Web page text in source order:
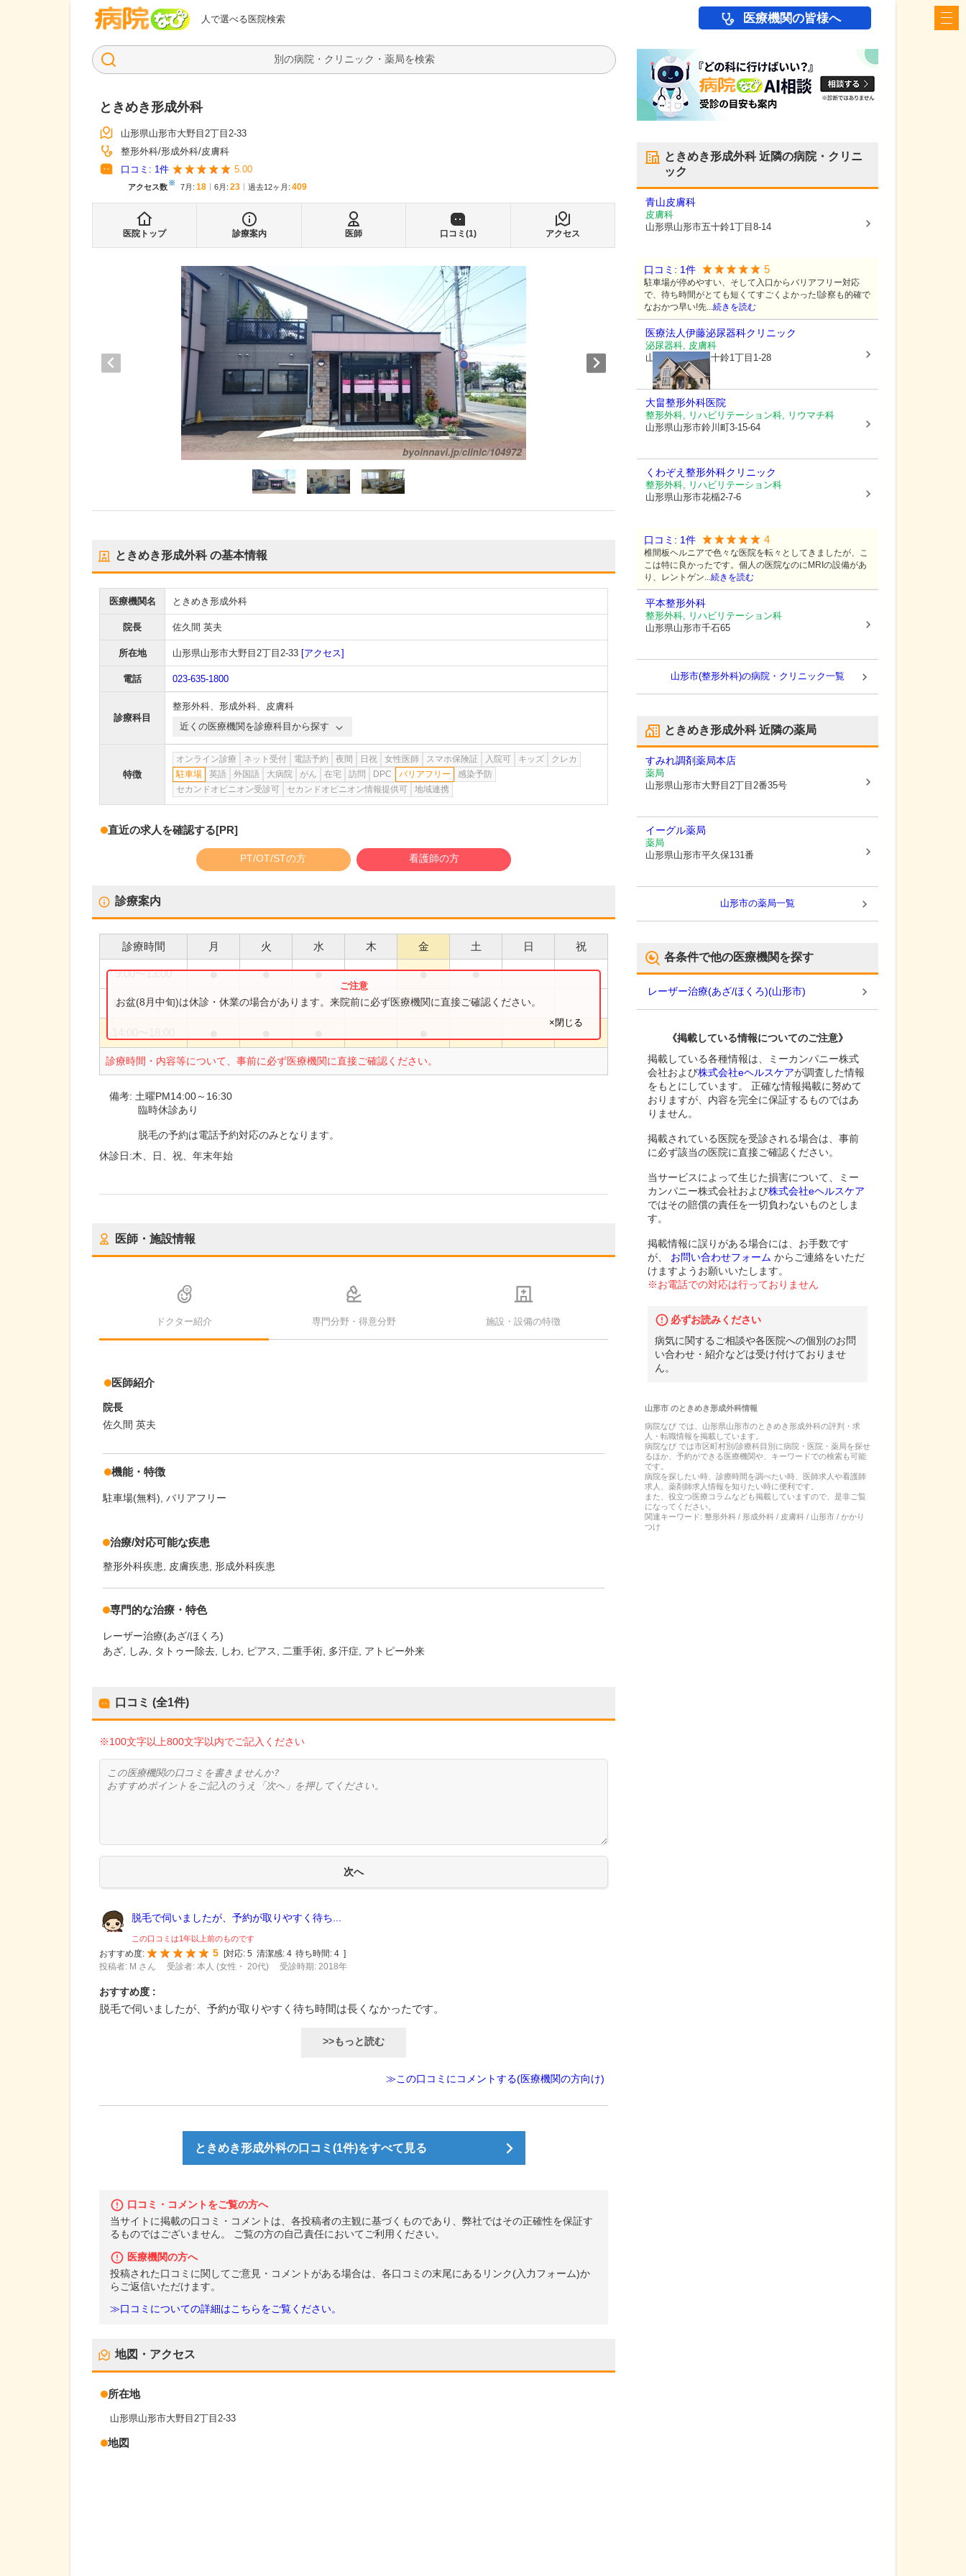
人で選べる医院検索
病院なび 医療機関の皆様へ
検索
ときめき形成外科
山形県山形市大野目2丁目2-33
整形外科 形成外科 皮膚科
口コミ: 1件 5.00
アクセス数※ 7月 : 18 6月 : 23 過去12ヶ月: 409
医院トップ 診療案内 医師 口コミ(1) アクセス
ときめき形成外科の基本情報
医療機関名 ときめき形成外科
院長 佐久間 英夫
所在地 山形県山形市大野目2丁目2-33 [アクセス]
電話 023-635-1800
診療科目
整形外科、 形成外科、 皮膚科
近くの医療機関を診療科目から探す
特徴
オンライン診療 ネット受付 電話予約 夜間 日祝 女性医師 スマホ保険証 入院可 キッズ
クレカ
駐車場
英語 外国語 大病院 がん 在宅 訪問 DPC バリアフリー
感染予防
セカンドオピニオン受診可
セカンドオピニオン情報提供可 地域連携
直近の求人を確認する[PR]
PT/OT/STの方 看護師の方
診療案内
診療時間 月 火 水 木 金 土 日 祝
9:00〜13:00 ● ● ● ● ●
14:00〜16:30 ●
診療時間・内容等について、事前に必ず医療機関に直接ご確認ください。
お盆(8月中旬)は休診・休業の場合があります。来院前に必ず医療機関に直接ご確認ください。
×閉じる
備考: 土曜PM14:00～16:30
臨時休診あり
脱毛の予約は電話予約対応のみとなります。
休診日:木、日、祝、年末年始
医師・施設情報
ドクター紹介 専門分野・得意分野 施設・設備の特徴
医師紹介
院長
佐久間 英夫
機能・特徴
駐車場(無料) バリアフリー
治療/対応可能な疾患
整形外科疾患, 皮膚疾患, 形成外科疾患
専門的な治療・特色
レーザー治療(あざ/ほくろ)
あざ, しみ, タトゥー除去, しわ, ピアス, 二重手術, 多汗症, アトピー外来
口コミ (全1件)
※100文字以上800文字以内でご記入ください
脱毛で伺いましたが、予約が取りやすく待ち...
この口コミは1年以上前のものです
おすすめ度:
5 [対応: 5 清潔感: 4 待ち時間: 4 ]
投稿者: M さん
受診者: 本人 (女性・ 20代) 受診時期: 2018年
おすすめ度 :
脱毛で伺いましたが、予約が取りやすく待ち時間は長くなかったです。
>>もっと読む
≫この口コミにコメントする(医療機関の方向け)
ときめき形成外科の口コミ(1件)をすべて見る
口コミ・コメントをご覧の方へ
当サイトに掲載の口コミ・コメントは、各投稿者の主観に基づくものであり、弊社ではその正確性を保証す
るものではございません。 ご覧の方の自己責任においてご利用ください。
医療機関の方へ
投稿された口コミに関してご意見・コメントがある場合は、各口コミの末尾にあるリンク(入力フォーム)か
らご返信いただけます。
≫口コミについての詳細はこちらをご覧ください。
地図・アクセス
所在地
山形県山形市大野目2丁目2-33
地図
ときめき形成外科近隣の病院・クリニ
ック
青山皮膚科
皮膚科
山形県山形市五十鈴1丁目8-14
口コミ: 1件 5
駐車場が停めやすい、そして入口からバリアフリー対応
で、待ち時間がとても短くてすごくよかった!診察も的確で
なおかつ早い!先...続きを読む
医療法人伊藤泌尿器科クリニック
泌尿器科, 皮膚科
山形県山形市五十鈴1丁目1-28
大畠整形外科医院
整形外科, リハビリテーション科, リウマチ科
山形県山形市鈴川町3-15-64
くわぞえ整形外科クリニック
整形外科, リハビリテーション科
山形県山形市花楯2-7-6
口コミ: 1件 4
椎間板ヘルニアで色々な医院を転々としてきましたが、こ
こは特に良かったです。個人の医院なのにMRIの設備があ
り、レントゲン...続きを読む
平本整形外科
整形外科, リハビリテーション科
山形県山形市千石65
山形市(整形外科)の病院・クリニック一覧
ときめき形成外科近隣の薬局
すみれ調剤薬局本店
薬局
山形県山形市大野目2丁目2番35号
イーグル薬局
薬局
山形県山形市平久保131番
山形市の薬局一覧
各条件で他の医療機関を探す
レーザー治療(あざ/ほくろ)(山形市)
《掲載している情報についてのご注意》
掲載している各種情報は、ミーカンパニー株式
会社および株式会社eヘルスケアが調査した情報
をもとにしています。 正確な情報掲載に努めて
おりますが、内容を完全に保証するものではあ
りません。
掲載されている医院を受診される場合は、事前
に必ず該当の医院に直接ご確認ください。
当サービスによって生じた損害について、ミー
カンパニー株式会社および株式会社eヘルスケア
ではその賠償の責任を一切負わないものとしま
す。
掲載情報に誤りがある場合には、お手数です
が、
お問い合わせフォーム からご連絡をいただ
けますようお願いいたします。
※お電話での対応は行っておりません
必ずお読みください
病気に関するご相談や各医院への個別のお問
い合わせ・紹介などは受け付けておりませ
ん。
山形市のときめき形成外科情報
病院なび では、 山形県山形市のときめき形成外科の評判・求
人・転職情報を掲載しています。
病院なび では市区町村別/診療科目別に病院・医院・薬局を探せ
るほか、予約ができる医療機関や、キーワードでの検索も可能
です。
病院を探したい時、診療時間を調べたい時、医師求人や看護師
求人、薬剤師求人情報を知りたい時に便利です。
また、役立つ医療コラムなども掲載していますので、是非ご覧
になってください。
関連キーワード: 整形外科 / 形成外科 / 皮膚科 / 山形市 / かかり
つけ